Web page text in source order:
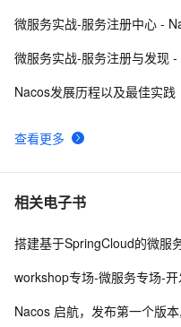
10SpringCloudalibaba之
查看更多
微服务实战-服务注册中心 -
微服务实战-服务注册与发现
Nacos发展历程以及最佳实践
相关电子书
搭建基于SpringCloud的微服
Nacos 启航，发布第一个版